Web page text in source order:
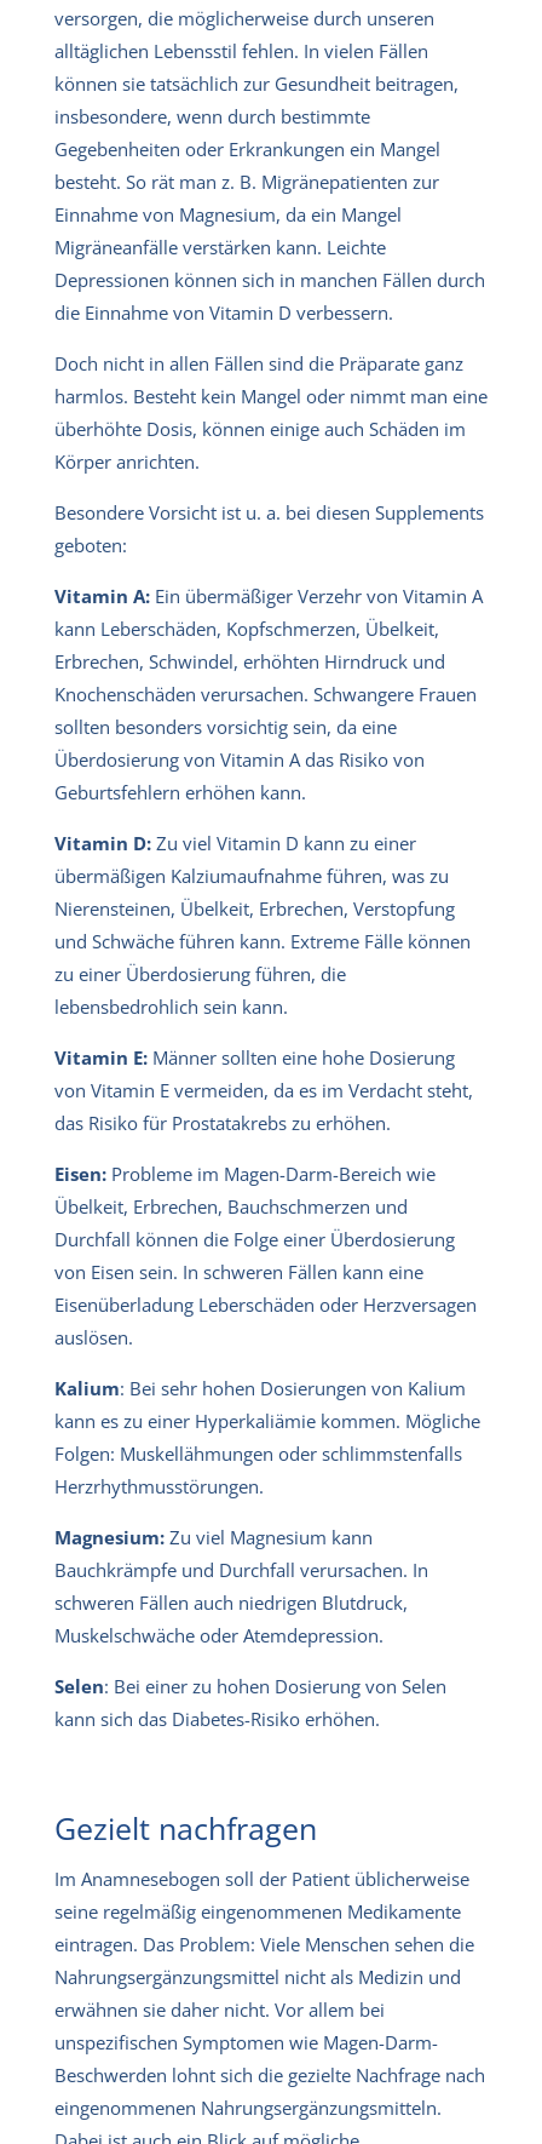
versorgen, die möglicherweise durch unseren
alltäglichen Lebensstil fehlen. In vielen Fällen
können sie tatsächlich zur Gesundheit beitragen,
insbesondere, wenn durch bestimmte
Gegebenheiten oder Erkrankungen ein Mangel
besteht. So rät man z. B. Migränepatienten zur
Einnahme von Magnesium, da ein Mangel
Migräneanfälle verstärken kann. Leichte
Depressionen können sich in manchen Fällen durch
die Einnahme von Vitamin D verbessern.
Doch nicht in allen Fällen sind die Präparate ganz
harmlos. Besteht kein Mangel oder nimmt man eine
überhöhte Dosis, können einige auch Schäden im
Körper anrichten.
Besondere Vorsicht ist u. a. bei diesen Supplements
geboten:
Vitamin A: Ein übermäßiger Verzehr von Vitamin A
kann Leberschäden, Kopfschmerzen, Übelkeit,
Erbrechen, Schwindel, erhöhten Hirndruck und
Knochenschäden verursachen. Schwangere Frauen
sollten besonders vorsichtig sein, da eine
Überdosierung von Vitamin A das Risiko von
Geburtsfehlern erhöhen kann.
Vitamin D: Zu viel Vitamin D kann zu einer
übermäßigen Kalziumaufnahme führen, was zu
Nierensteinen, Übelkeit, Erbrechen, Verstopfung
und Schwäche führen kann. Extreme Fälle können
zu einer Überdosierung führen, die
lebensbedrohlich sein kann.
Vitamin E: Männer sollten eine hohe Dosierung
von Vitamin E vermeiden, da es im Verdacht steht,
das Risiko für Prostatakrebs zu erhöhen.
Eisen: Probleme im Magen-Darm-Bereich wie
Übelkeit, Erbrechen, Bauchschmerzen und
Durchfall können die Folge einer Überdosierung
von Eisen sein. In schweren Fällen kann eine
Eisenüberladung Leberschäden oder Herzversagen
auslösen.
Kalium: Bei sehr hohen Dosierungen von Kalium
kann es zu einer Hyperkaliämie kommen. Mögliche
Folgen: Muskellähmungen oder schlimmstenfalls
Herzrhythmusstörungen.
Magnesium: Zu viel Magnesium kann
Bauchkrämpfe und Durchfall verursachen. In
schweren Fällen auch niedrigen Blutdruck,
Muskelschwäche oder Atemdepression.
Selen: Bei einer zu hohen Dosierung von Selen
kann sich das Diabetes-Risiko erhöhen.
Gezielt nachfragen
Im Anamnesebogen soll der Patient üblicherweise
seine regelmäßig eingenommenen Medikamente
eintragen. Das Problem: Viele Menschen sehen die
Nahrungsergänzungsmittel nicht als Medizin und
erwähnen sie daher nicht. Vor allem bei
unspezifischen Symptomen wie Magen-Darm-
Beschwerden lohnt sich die gezielte Nachfrage nach
eingenommenen Nahrungsergänzungsmitteln.